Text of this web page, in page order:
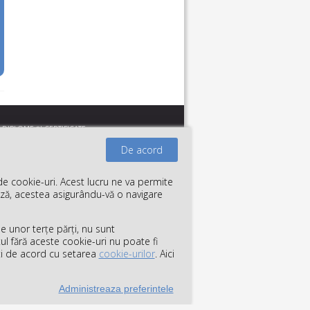
De acord
cookie-uri. Acest lucru ne va permite
acestea asigurându-vă o navigare
unor terțe părți, nu sunt
fără aceste cookie-uri nu poate fi
de acord cu setarea cookie-urilor. Aici
Administreaza preferintele
DIPLOME ŞI CERTIFICATE
Regulament de şcolarizare
2024)
+40 (312) 289 318
Powered byLINK CMS
Sitemap
De acord
cookie-uri. Acest lucru ne va permite
acestea asigurându-vă o navigare
unor terțe părți, nu sunt
fără aceste cookie-uri nu poate fi
de acord cu setarea cookie-urilor. Aici
Administreaza preferintele